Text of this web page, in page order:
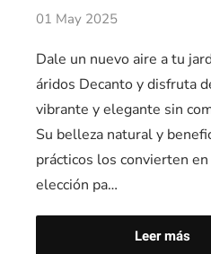
01 May 2025
Dale un nuevo aire a tu
áridos Decanto y disfruta
vibrante y elegante sin
Su belleza natural y
prácticos los convierten
elección pa…
Leer más